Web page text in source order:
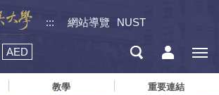
::: 網站導覽 NUST
AED
教學 重要連結